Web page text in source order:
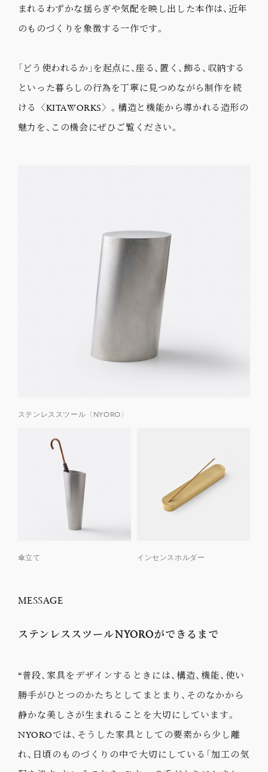
まれるわずかな揺らぎや気配を映し出した本作は、近年
のものづくりを象徴する一作です。
「どう使われるか」を起点に、座る、置く、飾る、収納する
といった暮らしの行為を丁寧に見つめながら制作を続
ける〈KITAWORKS〉。構造と機能から導かれる造形の
魅力を、この機会にぜひご覧ください。
ステンレススツール〈NYORO〉
傘立て インセンスホルダー
MESSAGE
ステンレススツールNYOROができるまで
“普段、家具をデザインするときには、構造、機能、使い
勝手がひとつのかたちとしてまとまり、そのなかから
静かな美しさが生まれることを大切にしています。
NYOROでは、そうした家具としての要素から少し離
れ、日頃のものづくりの中で大切にしている「加工の気